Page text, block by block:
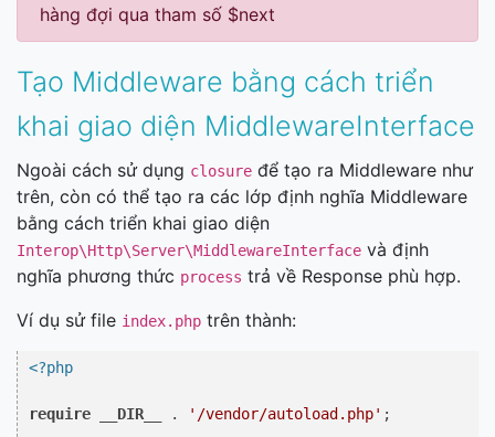
hàng đợi qua tham số $next
Tạo Middleware bằng cách triển
khai giao diện MiddlewareInterface
Ngoài cách sử dụng closure để tạo ra Middleware như
trên, còn có thể tạo ra các lớp định nghĩa Middleware
bằng cách triển khai giao diện
Interop\Http\Server\MiddlewareInterface và định
nghĩa phương thức process trả về Response phù hợp.
Ví dụ sử file index.php trên thành:
<?php
require __DIR__ . '/vendor/autoload.php' ;